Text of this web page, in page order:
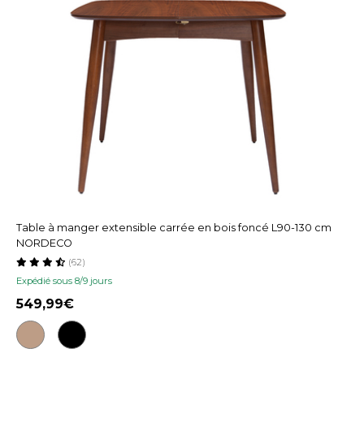
Table à manger extensible carrée en bois foncé L90-130 cm
NORDECO
Expédié sous 8/9 jours
(62)
549,99